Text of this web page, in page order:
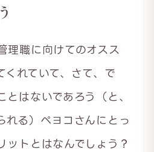
理職に向けてのオスス
くれていて、さて、で
とはないであろう（と、
れる）ペヨコさんにとっ
ットとはなんでしょう？